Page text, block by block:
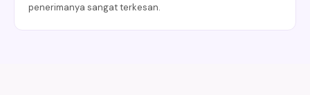
penerimanya sangat terkesan.